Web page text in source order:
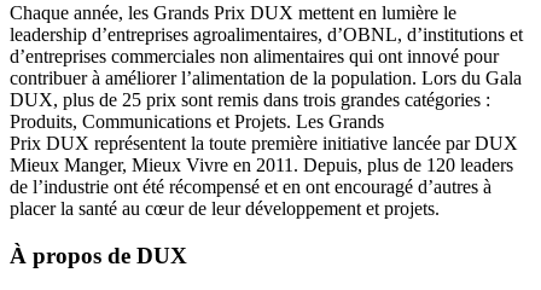
Chaque année, les Grands Prix DUX mettent en lumière le
leadership d’entreprises agroalimentaires, d’OBNL, d’institutions et
d’entreprises commerciales non alimentaires qui ont innové pour
contribuer à améliorer l’alimentation de la population. Lors du Gala
DUX, plus de 25 prix sont remis dans trois grandes catégories :
Produits, Communications et Projets. Les Grands
Prix DUX représentent la toute première initiative lancée par DUX
Mieux Manger, Mieux Vivre en 2011. Depuis, plus de 120 leaders
de l’industrie ont été récompensé et en ont encouragé d’autres à
placer la santé au cœur de leur développement et projets.
À propos de DUX